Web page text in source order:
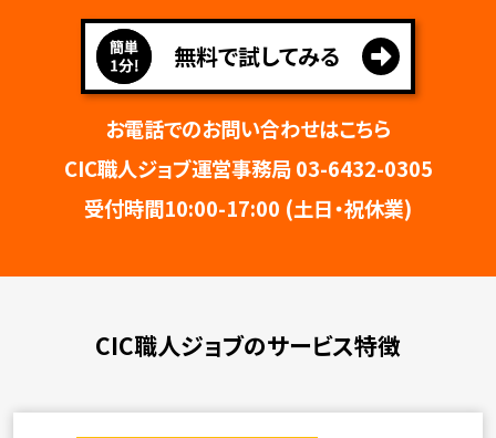
無料で試してみる​
お電話でのお問い合わせはこちら
CIC職人ジョブ運営事務局 03-6432-0305
受付時間10:00-17:00 (土日・祝休業)
CIC職人ジョブのサービス特徴